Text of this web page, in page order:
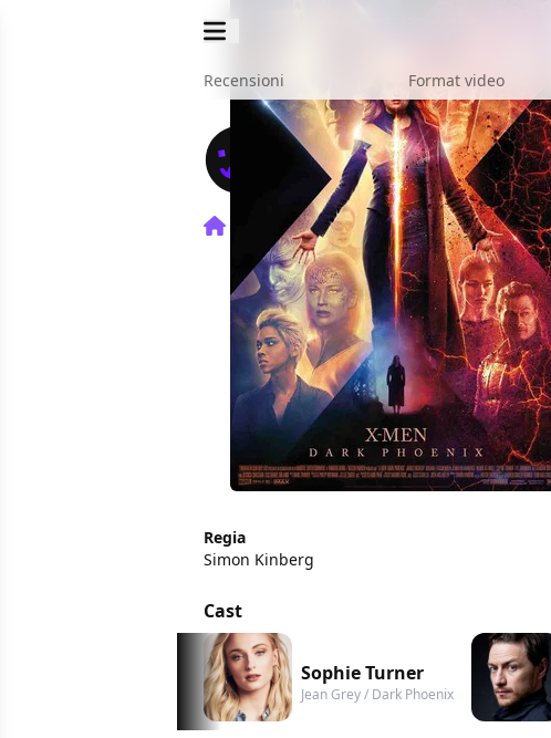
Recensioni Format video
Film X-Men: Dark Phoenix
Regia
Simon Kinberg
Cast
Sophie Turner
Jean Grey / Dark Phoenix